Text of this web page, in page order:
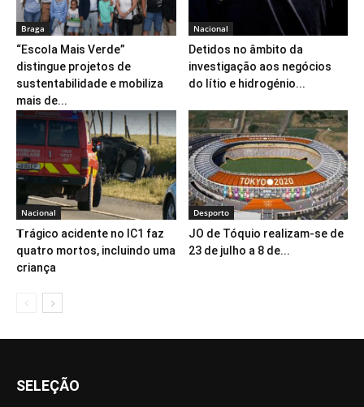
Braga
“Escola Mais Verde”
distingue projetos de
sustentabilidade e mobiliza
mais de...
Nacional
Detidos no âmbito da
investigação aos negócios
do lítio e hidrogénio...
Nacional
𝗧rágico acidente no IC1 faz
quatro mortos, incluindo uma
criança
Desporto
JO de Tóquio realizam-se de
23 de julho a 8 de...
SELEÇÃO